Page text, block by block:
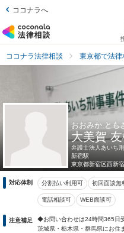
ココナラへ
ココナラ法律相談 東京都で法
おおみか とも
大美賀
弁護士法人あいち
新宿駅
東京都新宿区西新
対応体制 分割払い利用可 初回面談無
電話相談可 WEB面談可
注意補足
◆お問い合わせは24時間365日
茨城県・栃木県・群馬県にお住